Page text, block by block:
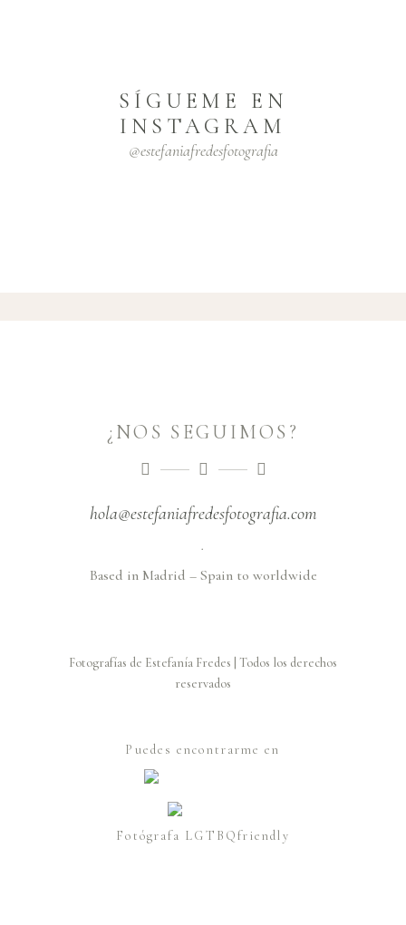
SÍGUEME EN
INSTAGRAM
@estefaniafredesfotografia
¿NOS SEGUIMOS?
hola@estefaniafredesfotografia.com
.
Based in Madrid – Spain to worldwide
Fotografías de Estefanía Fredes | Todos los derechos
reservados
Puedes encontrarme en
Fotógrafa LGTBQfriendly